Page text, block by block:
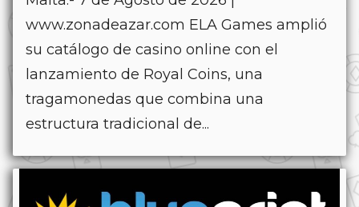
www.zonadeazar.com ELA Games amplió
su catálogo de casino online con el
lanzamiento de Royal Coins, una
tragamonedas que combina una
estructura tradicional de...